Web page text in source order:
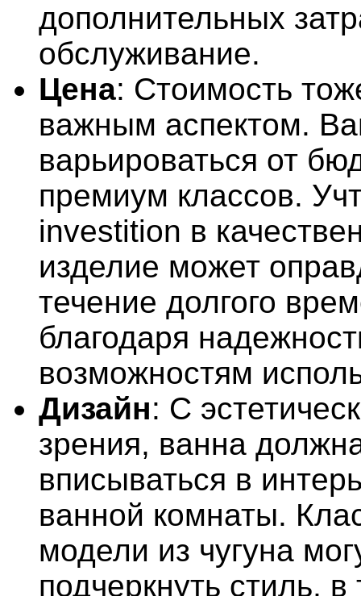
дополнительных
обслуживание.
Цена: Стоимость
важным аспектом.
варьироваться от
премиум классов.
investition в
изделие может
течение долгого
благодаря
возможностям
Дизайн: С
зрения, ванна
вписываться в
ванной комнаты.
модели из чугуна
подчеркнуть стиль,